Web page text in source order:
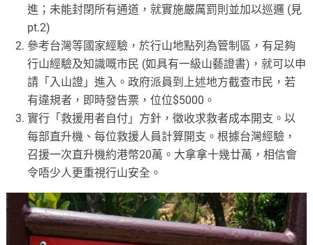
進；未能封閉所有通道，就實施嚴厲罰則並加以巡邏 (見
pt.2)
參考台灣等國家經驗，於行山地點列為管制區，有足夠
行山經驗及知識嘅市民 (如具有一級山藝證書)，就可以申
請「入山證」進入。政府派員到上述地方截查市民，若
有違規者，即時發告票，位位$5000。
實行「救援用者自付」方針，徵收求救者成本開支。以
每部直升機、每位救援人員計算開支。根據台灣經驗，
召援一次直升機約港幣20萬。大拿拿十幾廿萬，相信會
令唔少人更重視行山安全。